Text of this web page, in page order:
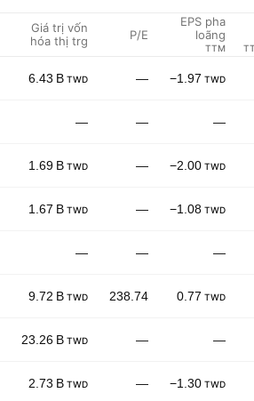
Giá trị vốn
hóa thị trg
P/E
EPS pha
loãng
TTM
6.43 B TWD — −1.97 TWD
— — —
1.69 B TWD — −2.00 TWD
1.67 B TWD — −1.08 TWD
— — —
9.72 B TWD 238.74 0.77 TWD
23.26 B TWD — —
2.73 B TWD — −1.30 TWD